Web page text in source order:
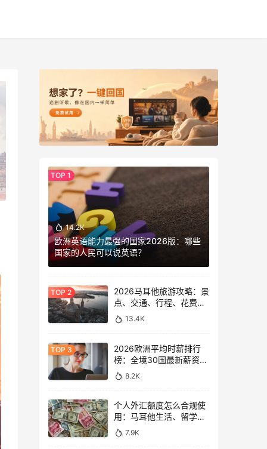
14.2K
欧洲英语能力最强的国家2026版：哪些
国家的人民可以说英语？
2026马耳他旅游攻略：景
点、交通、行程、花费与
避坑指南
13.4K
2026欧洲平均时薪排行
榜：全境30国最新薪资数
据大盘点
8.2K
个人外汇额度怎么合规使
用：马耳他生活、留学与
移民场景说明
7.9K